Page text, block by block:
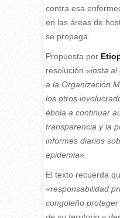
contra esa
en las áreas de
se propaga.
Propuesta por
resolución «insta al
a la Organización
los otros
ébola a continuar
transparencia y la
informes diarios
epidemia».
El texto recuerda
«responsabilidad
congoleño